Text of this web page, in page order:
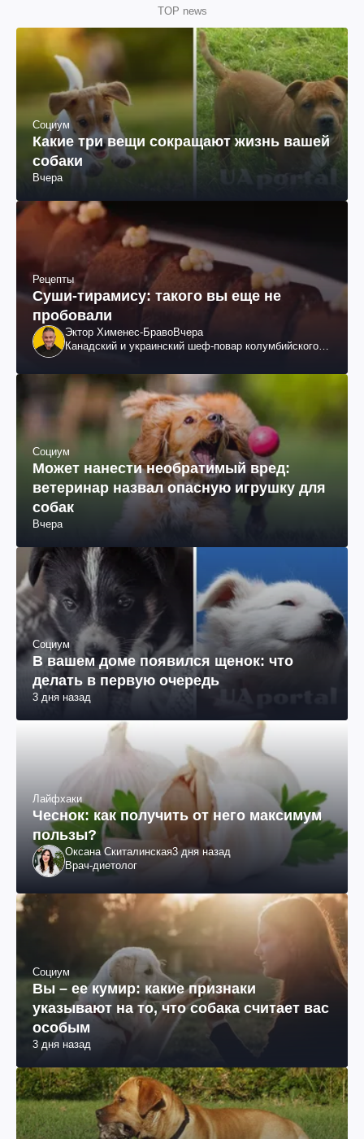
TOP news
Социум
Какие три вещи сокращают жизнь вашей
собаки
Вчера
Рецепты
Суши-тирамису: такого вы еще не
пробовали
Эктор Хименес-БравоВчера
Канадский и украинский шеф-повар колумбийского
Социум
Может нанести необратимый вред:
ветеринар назвал опасную игрушку для
собак
Вчера
Социум
В вашем доме появился щенок: что
делать в первую очередь
3 дня назад
Лайфхаки
Чеснок: как получить от него максимум
пользы?
Оксана Скиталинская3 дня назад
Врач-диетолог
Социум
Вы – ее кумир: какие признаки
указывают на то, что собака считает вас
особым
3 дня назад